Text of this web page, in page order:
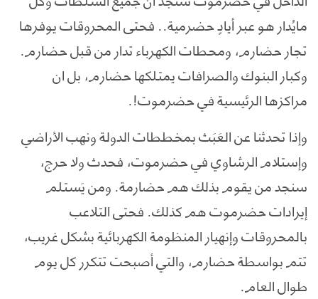
مايُدار هو عبر أيادٍ حضرمية.. فحتى المحروقات يوفرها
تجار حضارم، ومحطات الكهرباء تدار من قبل حضارم.
وكبار البنوك والصرافات يمتلكها حضارم، بل ان
مراكزها الرئيسية في حضرموت!.
وإذا تحدثنا عن العَبَث بمخططات الدولة ونهب الأراضي
وإستلام الرشاوي في حضرموت، فحدث ولا حرج،
سنجد من يقوم بذلك هم حضارمة. ومن يَستلم
إيرادات حضرموت هم كذلك. فحتى التلاعب
بالمحروقات وإنهيار المنظومة الكهربائية بشكل غريب،
تتم بواسطة حضارم، والتي أصبحت تتكرر كل يوم
طوال العام.